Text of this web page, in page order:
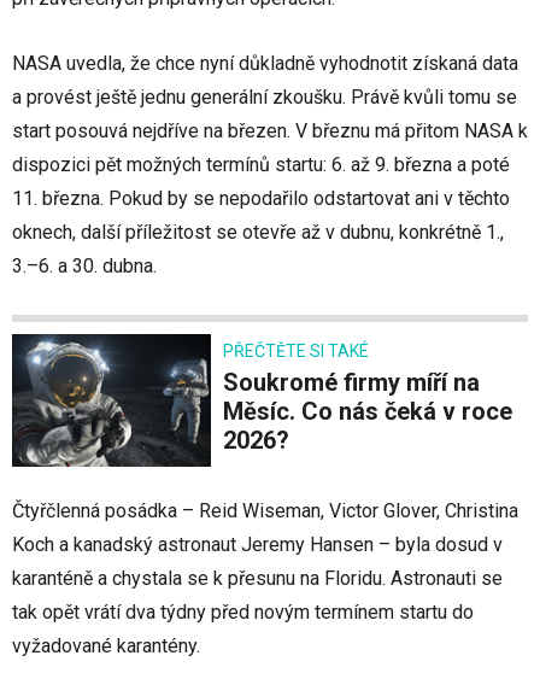
NASA uvedla, že chce nyní důkladně vyhodnotit získaná data
a provést ještě jednu generální zkoušku. Právě kvůli tomu se
start posouvá nejdříve na březen. V březnu má přitom NASA k
dispozici pět možných termínů startu: 6. až 9. března a poté
11. března. Pokud by se nepodařilo odstartovat ani v těchto
oknech, další příležitost se otevře až v dubnu, konkrétně 1.,
3.–6. a 30. dubna.
PŘEČTĚTE SI TAKÉ
Soukromé firmy míří na
Měsíc. Co nás čeká v roce
2026?
Čtyřčlenná posádka – Reid Wiseman, Victor Glover, Christina
Koch a kanadský astronaut Jeremy Hansen – byla dosud v
karanténě a chystala se k přesunu na Floridu. Astronauti se
tak opět vrátí dva týdny před novým termínem startu do
vyžadované karantény.